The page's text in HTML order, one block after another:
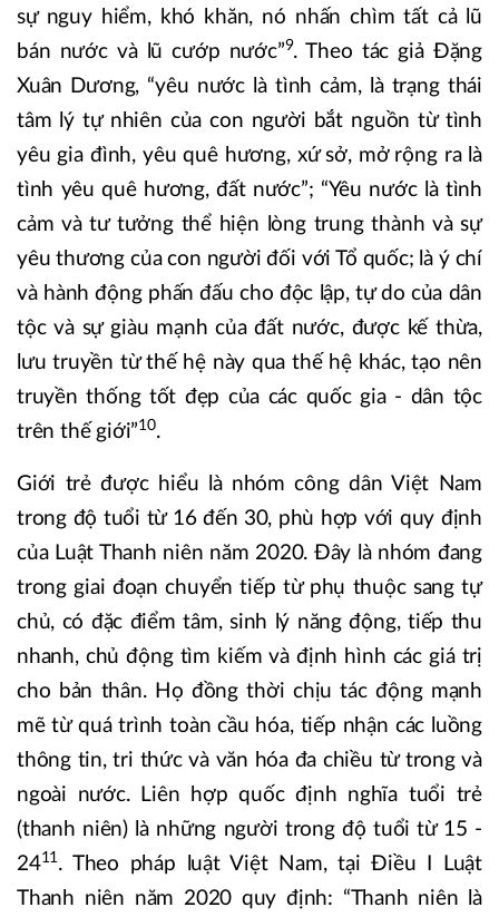
sự nguy hiểm, khó khăn, nó nhấn chìm tất cả lũ
bán nước và lũ cướp nước”9. Theo tác giả Đặng
Xuân Dương, “yêu nước là tình cảm, là trạng thái
tâm lý tự nhiên của con người bắt nguồn từ tình
yêu gia đình, yêu quê hương, xứ sở, mở rộng ra là
tình yêu quê hương, đất nước”; “Yêu nước là tình
cảm và tư tưởng thể hiện lòng trung thành và sự
yêu thương của con người đối với Tổ quốc; là ý chí
và hành động phấn đấu cho độc lập, tự do của dân
tộc và sự giàu mạnh của đất nước, được kế thừa,
lưu truyền từ thế hệ này qua thế hệ khác, tạo nên
truyền thống tốt đẹp của các quốc gia - dân tộc
trên thế giới”10.
Giới trẻ được hiểu là nhóm công dân Việt Nam
trong độ tuổi từ 16 đến 30, phù hợp với quy định
của Luật Thanh niên năm 2020. Đây là nhóm đang
trong giai đoạn chuyển tiếp từ phụ thuộc sang tự
chủ, có đặc điểm tâm, sinh lý năng động, tiếp thu
nhanh, chủ động tìm kiếm và định hình các giá trị
cho bản thân. Họ đồng thời chịu tác động mạnh
mẽ từ quá trình toàn cầu hóa, tiếp nhận các luồng
thông tin, tri thức và văn hóa đa chiều từ trong và
ngoài nước. Liên hợp quốc định nghĩa tuổi trẻ
(thanh niên) là những người trong độ tuổi từ 15 -
2411 . Theo pháp luật Việt Nam, tại Điều I Luật
Thanh niên năm 2020 quy định: “Thanh niên là